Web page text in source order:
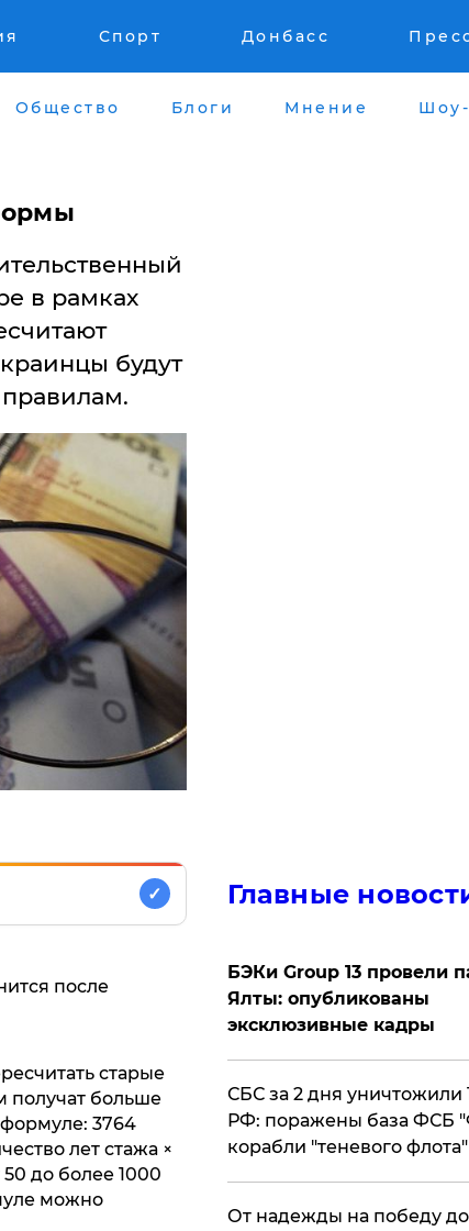
Спорт Донбасс
Общество Блоги Мнение
в рамках
будут
✓
после
старые
получат больше
3764
лет стажа ×
50 до более 1000
можно
Главные
​БЭКи Group 13 провели
Ялты: опубликованы
эксклюзивные кадры
СБС за 2 дня уничтожили
РФ: поражены база ФСБ
корабли "теневого флота"
От надежды на победу